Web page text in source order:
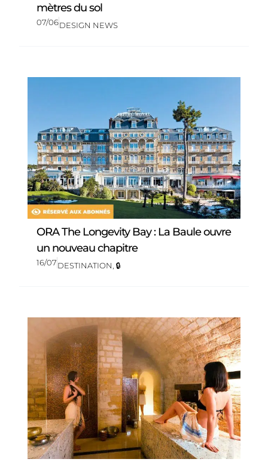
mètres du sol
07/06DESIGN NEWS
ORA The Longevity Bay : La Baule ouvre
un nouveau chapitre
16/07DESTINATION 🔒